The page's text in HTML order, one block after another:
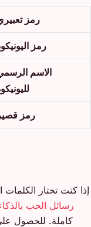
رمز
رمز
الاسم
رمز قصير
إذا كنت تختار
رسائل الحب
كاملة. للحصول